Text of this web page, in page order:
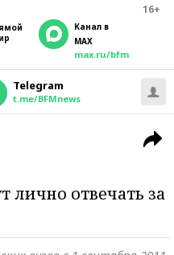
16+
Канал в
MAX
max.ru/bfm
Telegram
t.me/BFMnews
лично отвечать за